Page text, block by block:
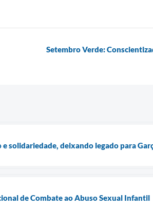
Setembro Verde:
solidariedade, deixando legado para
de Combate ao Abuso Sexual Infantil